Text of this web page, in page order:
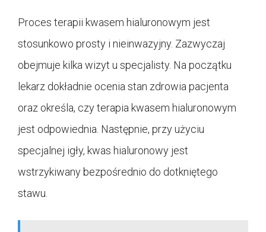
Proces terapii kwasem hialuronowym jest
stosunkowo prosty i nieinwazyjny. Zazwyczaj
obejmuje kilka wizyt u specjalisty. Na początku
lekarz dokładnie ocenia stan zdrowia pacjenta
oraz określa, czy terapia kwasem hialuronowym
jest odpowiednia. Następnie, przy użyciu
specjalnej igły, kwas hialuronowy jest
wstrzykiwany bezpośrednio do dotkniętego
stawu.